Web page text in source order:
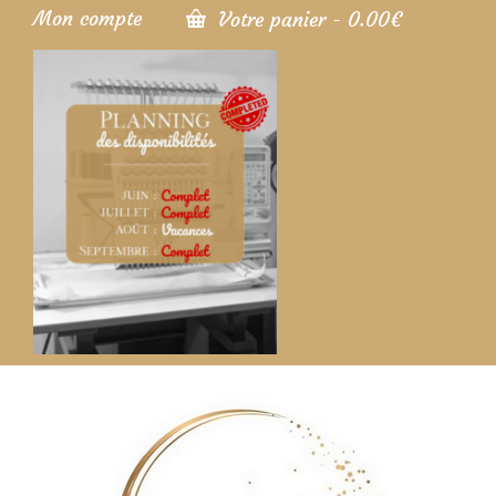
Mon compte Votre panier - 0.00€